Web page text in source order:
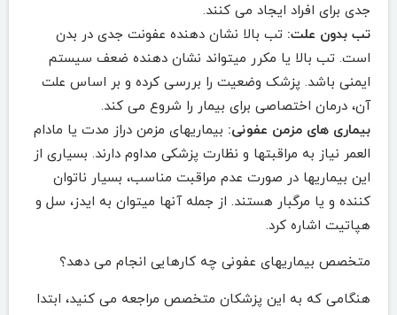
جدی برای افراد ایجاد می کنند.
تب بدون علت: تب بالا نشان دهنده عفونت جدی در بدن
است. تب بالا یا مکرر میتواند نشان دهنده ضعف سیستم
ایمنی باشد. پزشک وضعیت را بررسی کرده و بر اساس علت
آن، درمان اختصاصی برای بیمار را شروع می کند.
بیماری های مزمن عفونی: بیماریهای مزمن دراز مدت یا مادام
العمر نیاز به مراقبتها و نظارت پزشکی مداوم دارند. بسیاری از
این بیماریها در صورت عدم مراقبت مناسب، بسیار ناتوان
کننده و یا مرگبار هستند. از جمله آنها میتوان به ایدز، سل و
هپاتیت اشاره کرد.
متخصص بیماریهای عفونی چه کارهایی انجام می دهد؟
هنگامی که به این پزشکان متخصص مراجعه می کنید، ابتدا